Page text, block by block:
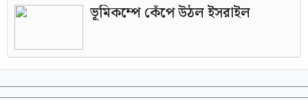
ভূমিকম্পে কেঁপে উঠল ইসরাইল